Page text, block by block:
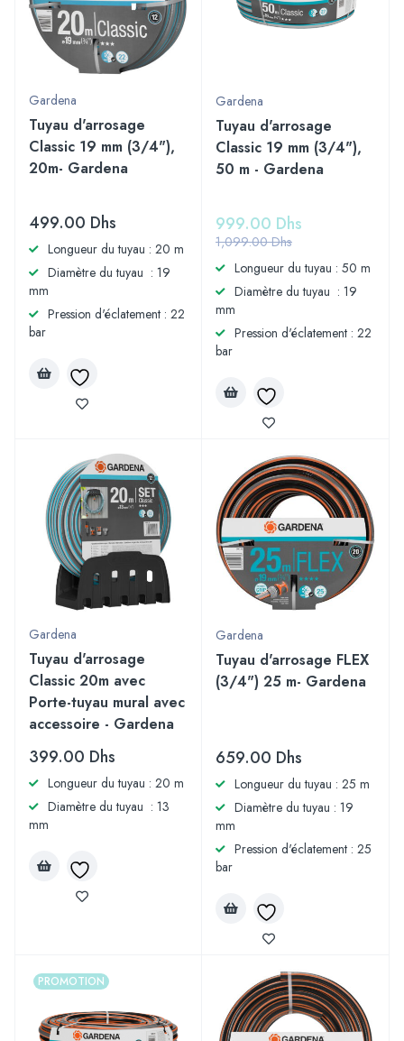
Gardena
Tuyau d'arrosage
Classic 19 mm (3/4"),
20m- Gardena
499.00 Dhs
Longueur du tuyau : 20 m
Diamètre du tuyau : 19
mm
Pression d'éclatement : 22
bar
Gardena
Tuyau d'arrosage
Classic 19 mm (3/4"),
50 m - Gardena
1,099.00Dhs
999.00 Dhs
Longueur du tuyau : 50 m
Diamètre du tuyau : 19
mm
Pression d'éclatement : 22
bar
Gardena
Tuyau d'arrosage
Classic 20m avec
Porte-tuyau mural avec
accessoire - Gardena
399.00 Dhs
Longueur du tuyau : 20 m
Diamètre du tuyau : 13
mm
Gardena
Tuyau d'arrosage FLEX
(3/4") 25 m- Gardena
659.00 Dhs
Longueur du tuyau : 25 m
Diamètre du tuyau : 19
mm
Pression d'éclatement : 25
bar
PROMOTION